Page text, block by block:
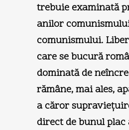
trebuie examinată
anilor
comunismului.
care se bucură
dominată de
rămâne, mai ales,
a căror
direct de bunul